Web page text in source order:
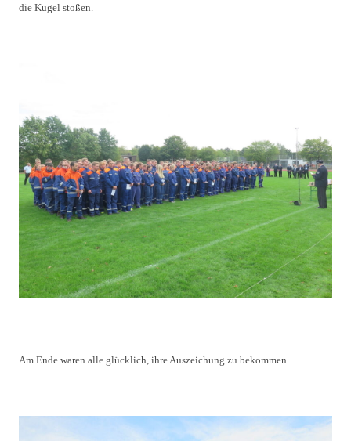
die Kugel stoßen.
Am Ende waren alle glücklich, ihre Auszeichung zu bekommen.